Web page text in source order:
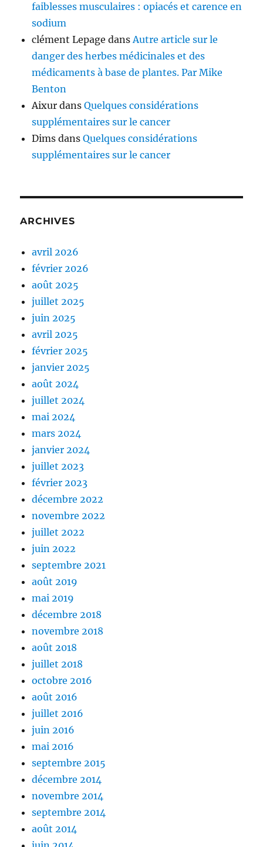
faiblesses musculaires : opiacés et carence en
sodium
clément Lepage dansAutre article sur le
danger des herbes médicinales et des
médicaments à base de plantes. Par Mike
Benton
Aixur dansQuelques considérations
supplémentaires sur le cancer
Dims dansQuelques considérations
supplémentaires sur le cancer
ARCHIVES
avril 2026
février 2026
août 2025
juillet 2025
juin 2025
avril 2025
février 2025
janvier 2025
août 2024
juillet 2024
mai 2024
mars 2024
janvier 2024
juillet 2023
février 2023
décembre 2022
novembre 2022
juillet 2022
juin 2022
septembre 2021
août 2019
mai 2019
décembre 2018
novembre 2018
août 2018
juillet 2018
octobre 2016
août 2016
juillet 2016
juin 2016
mai 2016
septembre 2015
décembre 2014
novembre 2014
septembre 2014
août 2014